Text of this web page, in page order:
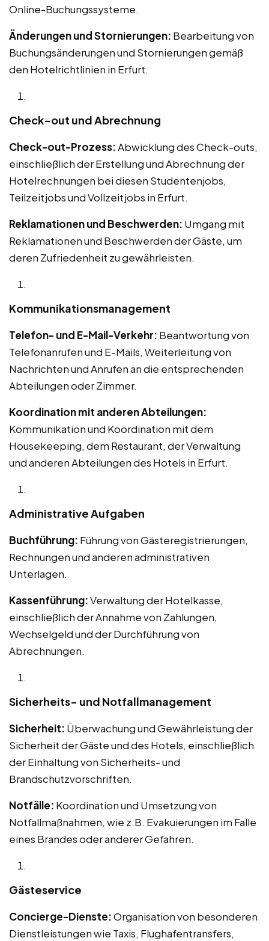
Online-Buchungssysteme.
Änderungen und Stornierungen: Bearbeitung von
Buchungsänderungen und Stornierungen gemäß
den Hotelrichtlinien in Erfurt.
Check-out und Abrechnung
Check-out-Prozess:Abwicklung des Check-outs,
einschließlich der Erstellung und Abrechnung der
Hotelrechnungen bei diesen Studentenjobs,
Teilzeitjobs und Vollzeitjobs in Erfurt.
Reklamationen und Beschwerden: Umgang mit
Reklamationen und Beschwerden der Gäste, um
deren Zufriedenheit zu gewährleisten.
Kommunikationsmanagement
Telefon- und E-Mail-Verkehr: Beantwortung von
Telefonanrufen und E-Mails, Weiterleitung von
Nachrichten und Anrufen an die entsprechenden
Abteilungen oder Zimmer.
Koordination mit anderen Abteilungen:
Kommunikation und Koordination mit dem
Housekeeping, dem Restaurant, der Verwaltung
und anderen Abteilungen des Hotels in Erfurt.
Administrative Aufgaben
Buchführung: Führung von Gästeregistrierungen,
Rechnungen und anderen administrativen
Unterlagen.
Kassenführung:Verwaltung der Hotelkasse,
einschließlich der Annahme von Zahlungen,
Wechselgeld und der Durchführung von
Abrechnungen.
Sicherheits- und Notfallmanagement
Sicherheit: Überwachung und Gewährleistung der
Sicherheit der Gäste und des Hotels, einschließlich
der Einhaltung von Sicherheits- und
Brandschutzvorschriften.
Notfälle: Koordination und Umsetzung von
Notfallmaßnahmen, wie z.B. Evakuierungen im Falle
eines Brandes oder anderer Gefahren.
Gästeservice
Concierge-Dienste:Organisation von besonderen
Dienstleistungen wie Taxis, Flughafentransfers,